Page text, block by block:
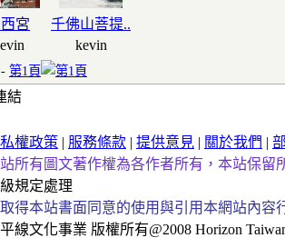
宮
千佛山菩提..
kevin
- 第1頁
結
權政策 | 服務條款 | 提供意見 | 關於我們 |
所有圖文著作權為各作者所有，本站保留
規定處理
得本站書面同意的使用與引用本網站內
線文化事業 版權所有@2008 Horizon